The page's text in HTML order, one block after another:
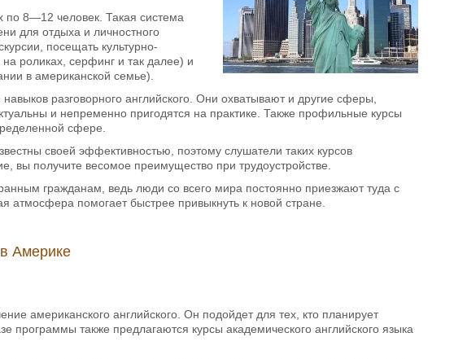
по 8—12 человек. Такая система
для отдыха и личностного
посещать культурно-
роликах, серфинг и так далее) и
в американской семье).
разговорного английского. Они охватывают и другие сферы,
и непременно пригодятся на практике. Также профильные курсы
сфере.
своей эффективностью, поэтому слушатели таких курсов
вы получите весомое преимущество при трудоустройстве.
гражданам, ведь люди со всего мира постоянно приезжают туда с
атмосфера помогает быстрее привыкнуть к новой стране.
Америке
американского английского. Он подойдет для тех, кто планирует
программы также предлагаются курсы академического английского языка